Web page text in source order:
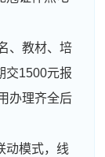
、教材、培
交1500元报
办理齐全后
动模式，线